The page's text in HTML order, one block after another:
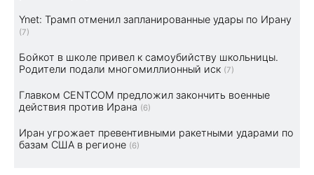
Ynet: Трамп отменил запланированные удары по Ирану
(7)
Бойкот в школе привел к самоубийству школьницы.
Родители подали многомиллионный иск (7)
Главком CENTCOM предложил закончить военные
действия против Ирана (6)
Иран угрожает превентивными ракетными ударами по
базам США в регионе (6)